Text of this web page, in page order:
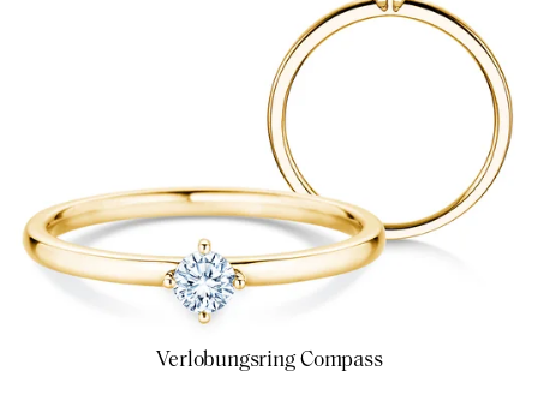
Verlobungsring Compass